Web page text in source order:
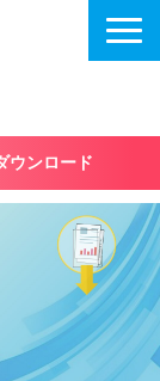
ウンロード